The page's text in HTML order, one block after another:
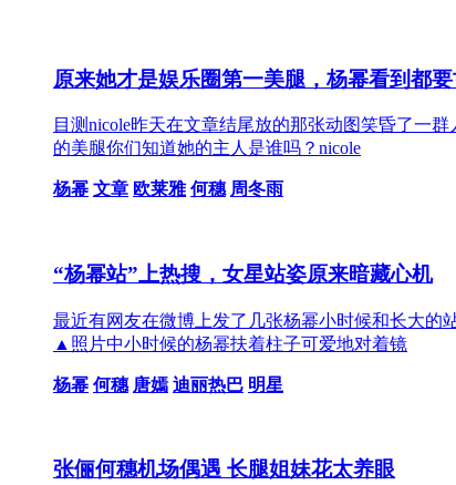
原来她才是娱乐圈第一美腿，杨幂看到都要
目测nicole昨天在文章结尾放的那张动图笑昏了一
的美腿你们知道她的主人是谁吗？nicole
杨幂 文章 欧莱雅 何穗 周冬雨
“杨幂站”上热搜，女星站姿原来暗藏心机
最近有网友在微博上发了几张杨幂小时候和长大的
▲照片中小时候的杨幂扶着柱子可爱地对着镜
杨幂 何穗 唐嫣 迪丽热巴 明星
张俪何穗机场偶遇 长腿姐妹花太养眼